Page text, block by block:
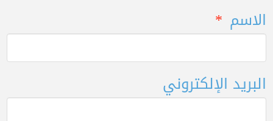
الاسم *
البريد الإلكتروني